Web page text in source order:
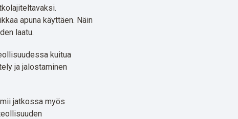
apuna käyttäen. Näin
laatu.
kuitua
ja jalostaminen
jatkossa myös